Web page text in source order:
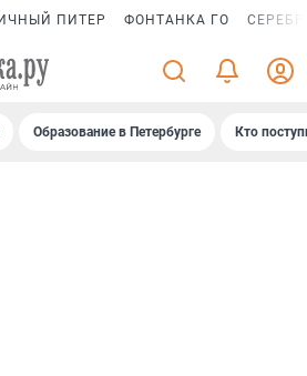
ПИТЕР ФОНТАНКА ГО
Образование в Петербурге Кто